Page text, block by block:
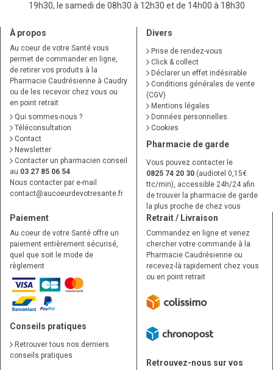
19h30, le samedi de 08h30 à 12h30 et de 14h00 à 18h30
À propos
Au coeur de votre Santé vous
permet de commander en ligne,
de retirer vos produits à la
Pharmacie Caudrésienne à Caudry
ou de les recevoir chez vous ou
en point retrait
Qui sommes-nous ?
Téléconsultation
Contact
Newsletter
Contacter un pharmacien conseil
au 03 27 85 06 54
Nous contacter par e-mail
contact@aucoeurdevotresante.fr
Divers
Prise de rendez-vous
Click & collect
Déclarer un effet indésirable
Conditions générales de vente
(CGV)
Mentions légales
Données personnelles
Cookies
Pharmacie de garde
Vous pouvez contacter le
0825 74 20 30 (audiotel 0,15€
ttc/min), accessible 24h/24 afin
de trouver la pharmacie de garde
la plus proche de chez vous
Paiement
Au coeur de votre Santé offre un
paiement entièrement sécurisé,
quel que soit le mode de
règlement
Conseils pratiques
Retrouver tous nos derniers
conseils pratiques
Retrait / Livraison
Commandez en ligne et venez
chercher votre commande à la
Pharmacie Caudrésienne ou
recevez-là rapidement chez vous
ou en point retrait
Retrouvez-nous sur vos